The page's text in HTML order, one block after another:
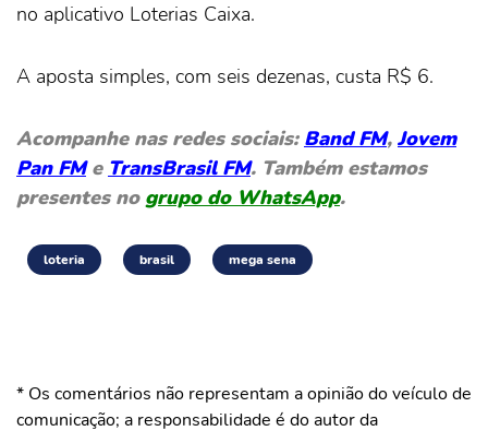
no aplicativo Loterias Caixa.
A aposta simples, com seis dezenas, custa R$ 6.
Acompanhe nas redes sociais: Band FM, Jovem
Pan FMe TransBrasil FM. Também estamos
presentes no grupo do WhatsApp.
loteria brasil mega sena
* Os comentários não representam a opinião do veículo de
comunicação; a responsabilidade é do autor da